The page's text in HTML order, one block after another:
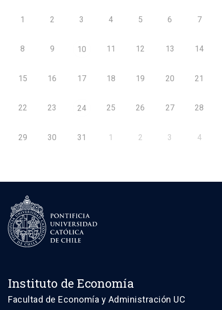
1 2 3 4 5 6 7
8 9 10 11 12 13 14
15 16 17 18 19 20 21
22 23 24 25 26 27 28
29 30 31 1 2 3 4
Instituto de Economía
Facultad de Economía y Administración UC